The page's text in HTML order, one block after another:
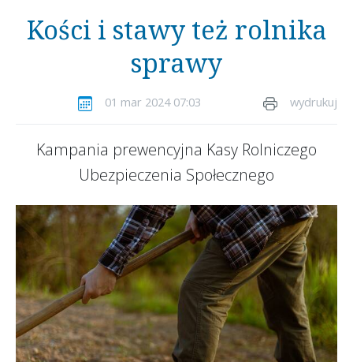
Kości i stawy też rolnika
sprawy
01 mar 2024 07:03 wydrukuj
Kampania prewencyjna Kasy Rolniczego
Ubezpieczenia Społecznego